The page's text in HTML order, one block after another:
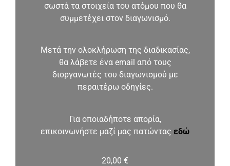
σωστά τα στοιχεία του ατόμου που θα
συμμετέχει στον διαγωνισμό.
Μετά την ολοκλήρωση της διαδικασίας,
θα λάβετε ένα email από τους
διοργανωτές του διαγωνισμού με
περαιτέρω οδηγίες.
Για οποιαδήποτε απορία,
επικοινωνήστε μαζί μας πατώντας εδώ
20,00 €